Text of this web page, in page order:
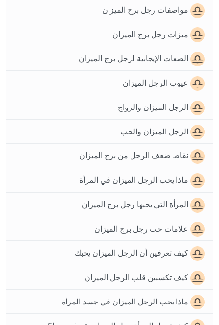
مواصفات رجل برج الميزان
ميزات رجل برج الميزان
الصفات الإيجابية لرجل برج الميزان
عيوب الرجل الميزان
الرجل الميزان والزواج
الرجل الميزان والحب
نقاط ضعف الرجل من برج الميزان
ماذا يحب الرجل الميزان في المرأة
المرأة التي يحبها رجل برج الميزان
علامات حب رجل برج الميزان
كيف تعرفين أن الرجل الميزان يحبك
كيف تكسبين قلب الرجل الميزان
ماذا يحب الرجل الميزان في جسد المرأة